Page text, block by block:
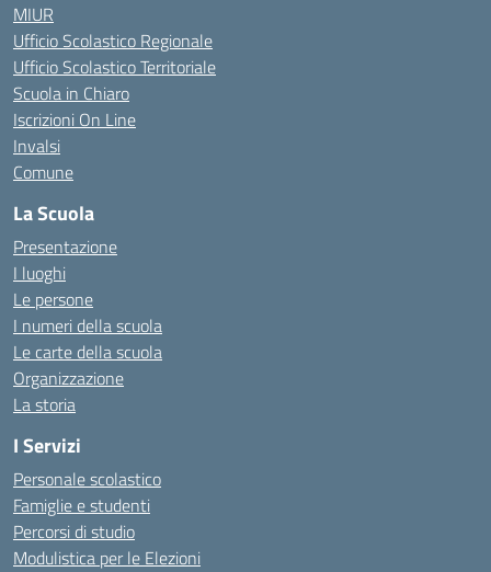
MIUR
Ufficio Scolastico Regionale
Ufficio Scolastico Territoriale
Scuola in Chiaro
Iscrizioni On Line
Invalsi
Comune
La Scuola
Presentazione
I luoghi
Le persone
I numeri della scuola
Le carte della scuola
Organizzazione
La storia
I Servizi
Personale scolastico
Famiglie e studenti
Percorsi di studio
Modulistica per le Elezioni